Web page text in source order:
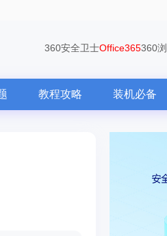
360安全卫士Office365360
教程攻略 装机必备